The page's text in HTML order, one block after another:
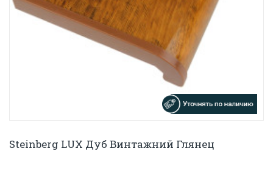
Steinberg LUX Дуб Винтажний Глянец